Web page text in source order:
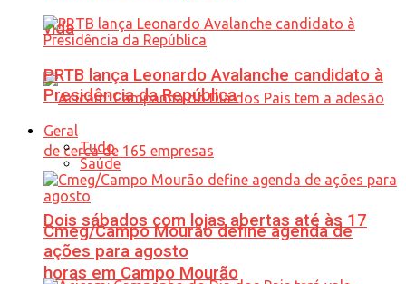
vida
Dois sábados com lojas abertas até às 17
horas em Campo Mourão
PRTB lança Leonardo Avalanche candidato à
Presidência da República
Geral
Tudo
Saúde
Cmeg/Campo Mourão define agenda de
ações para agosto